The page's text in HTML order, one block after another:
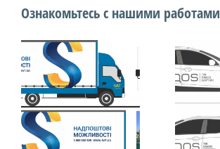
Ознакомьтесь с нашими работами